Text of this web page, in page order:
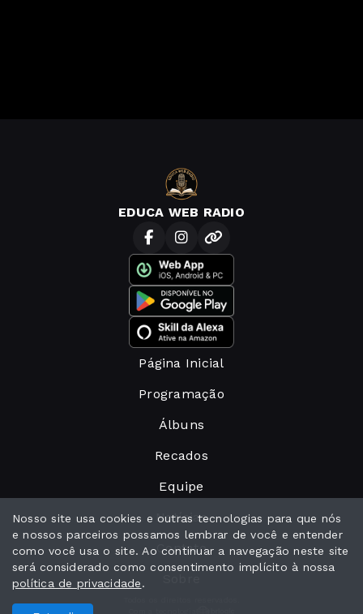
EDUCA WEB RADIO
Página Inicial
Programação
Álbuns
Recados
Equipe
Notícias
Contato
Nosso site usa cookies e outras tecnologias para que nós
e nossos parceiros possamos lembrar de você e entender
como você usa o site. Ao continuar a navegação neste site
será considerado como consentimento implícito à nossa
política de privacidade.